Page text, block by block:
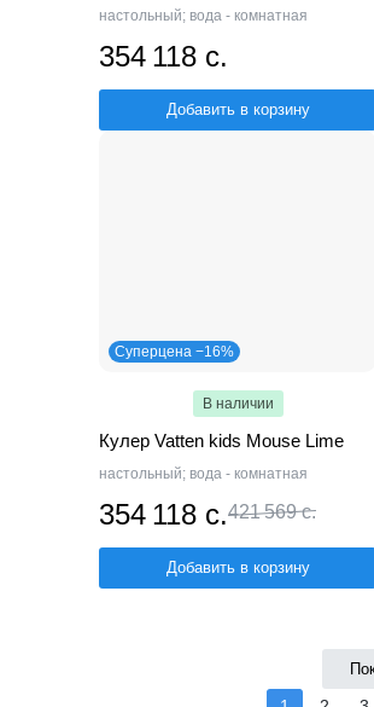
настольный; вода - комнатная
354 118 с.
Добавить в корзину
Суперцена −16%
В наличии
Кулер Vatten kids Mouse Lime
настольный; вода - комнатная
354 118 с.421 569 с.
Добавить в корзину